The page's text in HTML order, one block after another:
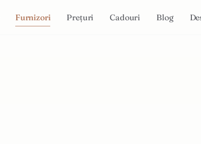
Furnizori Prețuri Cadouri Blog